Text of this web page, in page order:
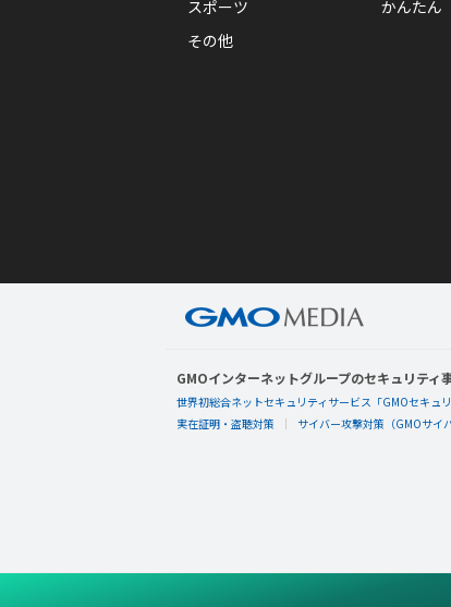
スポーツ
かんたん
その他
GMOインターネットグループのセキュリティ
世界初総合ネットセキュリティサービス「GMOセキュリ
実在証明・盗聴対策
サイバー攻撃対策（GMOサイ